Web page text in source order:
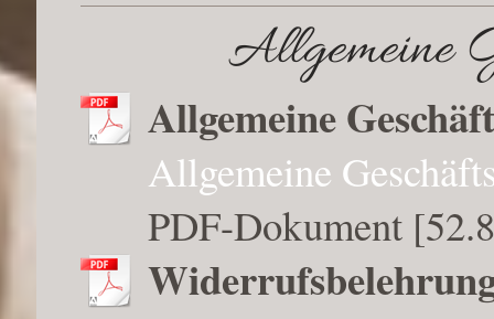
Allgemeine
Allgemeine
Allgemeine
PDF-Dokument